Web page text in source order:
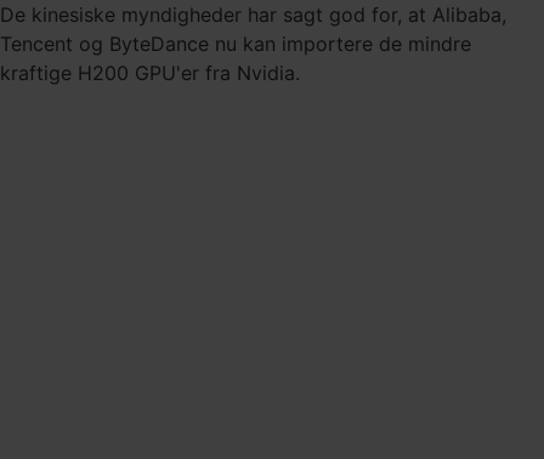
De kinesiske myndigheder har sagt god for, at Alibaba,
Tencent og ByteDance nu kan importere de mindre
kraftige H200 GPU'er fra Nvidia.